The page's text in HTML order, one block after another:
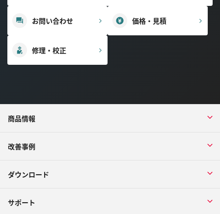
お問い合わせ 価格・見積
修理・校正
商品情報
改善事例
ダウンロード
サポート